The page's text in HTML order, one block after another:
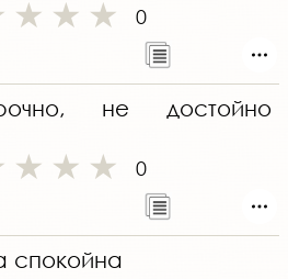
0
не достойно
0
спокойна